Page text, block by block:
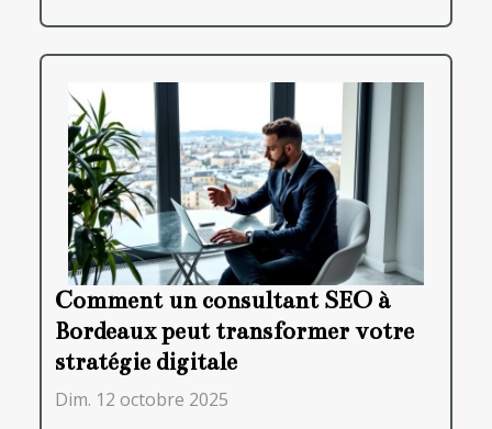
Comment un consultant SEO à
Bordeaux peut transformer votre
stratégie digitale
Dim. 12 octobre 2025